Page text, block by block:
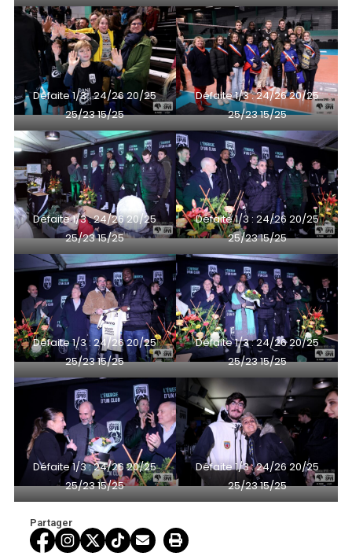
Défaite 1/3 : 24/26 20/25
25/23 15/25
Défaite 1/3 : 24/26 20/25
25/23 15/25
Défaite 1/3 : 24/26 20/25
25/23 15/25
Défaite 1/3 : 24/26 20/25
25/23 15/25
Défaite 1/3 : 24/26 20/25
25/23 15/25
Défaite 1/3 : 24/26 20/25
25/23 15/25
Défaite 1/3 : 24/26 20/25
25/23 15/25
Défaite 1/3 : 24/26 20/25
25/23 15/25
Partager